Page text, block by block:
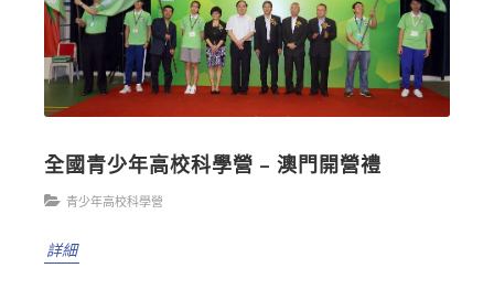
全國青少年高校科學營 – 澳門開營禮
青少年高校科學營
詳細